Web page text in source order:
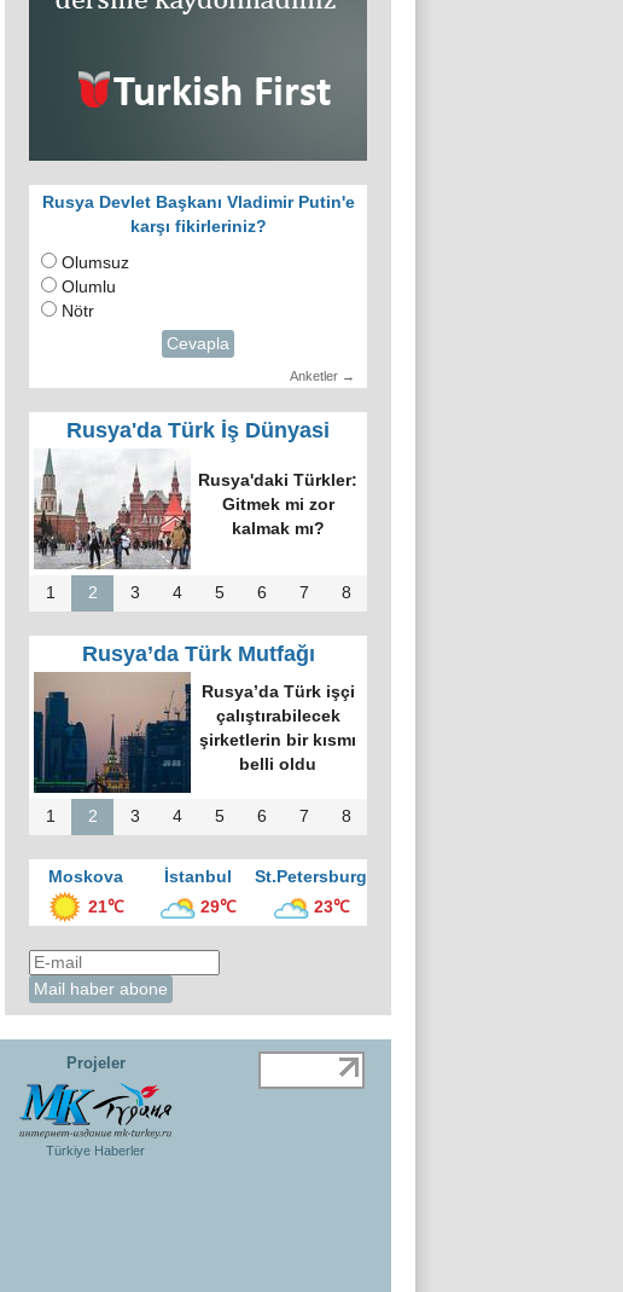
Rusya Devlet Başkanı Vladimir Putin'e
karşı fikirleriniz?
Olumsuz
Olumlu
Nötr
Cevapla
Anketler →
Rusya'da Türk İş Dünyasi
Rusya'daki Türkler:
Gitmek mi zor
kalmak mı?
1 2 3 4 5 6 7 8
Rusya’da Türk Mutfağı
Rusya’da Türk işçi
çalıştırabilecek
şirketlerin bir kısmı
belli oldu
1 2 3 4 5 6 7 8
Moskova İstanbul
St.Petersburg
21℃
29℃ 23℃
Projeler
Türkiye Haberler